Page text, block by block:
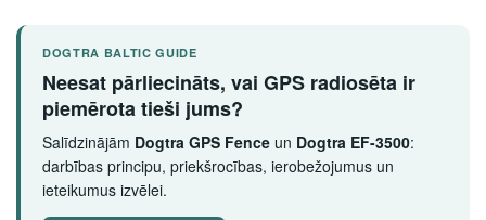
DOGTRA BALTIC GUIDE
Neesat pārliecināts, vai GPS radiosēta ir
piemērota tieši jums?
Salīdzinājām Dogtra GPS Fence un Dogtra EF-3500:
darbības principu, priekšrocības, ierobežojumus un
ieteikumus izvēlei.